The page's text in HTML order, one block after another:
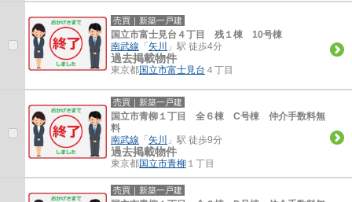
売買｜新築一戸建
国立市富士見台４丁目 残１棟 10号棟
南武線 「 矢川 」駅 徒歩4分
過去掲載物件
東京都国立市富士見台 ４丁目
売買｜新築一戸建
国立市青柳１丁目 全６棟 C号棟 仲介手数料無
料
南武線 「 矢川 」駅 徒歩9分
過去掲載物件
東京都国立市青柳 １丁目
売買｜新築一戸建